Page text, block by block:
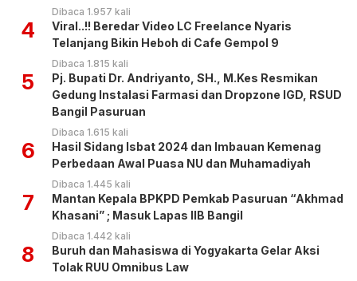
Dibaca 1.957 kali
4
Viral..!! Beredar Video LC Freelance Nyaris
Telanjang Bikin Heboh di Cafe Gempol 9
Dibaca 1.815 kali
5
Pj. Bupati Dr. Andriyanto, SH., M.Kes Resmikan
Gedung Instalasi Farmasi dan Dropzone IGD, RSUD
Bangil Pasuruan
Dibaca 1.615 kali
6
Hasil Sidang Isbat 2024 dan Imbauan Kemenag
Perbedaan Awal Puasa NU dan Muhamadiyah
Dibaca 1.445 kali
7
Mantan Kepala BPKPD Pemkab Pasuruan “Akhmad
Khasani” ; Masuk Lapas IIB Bangil
Dibaca 1.442 kali
8
Buruh dan Mahasiswa di Yogyakarta Gelar Aksi
Tolak RUU Omnibus Law